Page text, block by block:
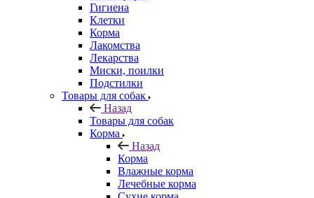
Гигиена
Клетки
Корма
Лакомства
Лекарства
Миски, поилки
Подстилки
Товары для собак
Назад
Товары для собак
Корма
Назад
Корма
Влажные корма
Лечебные корма